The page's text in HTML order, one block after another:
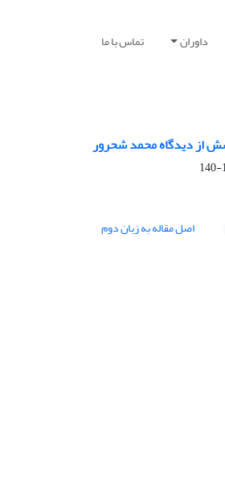
داوران تماس با ما
از دیدگاه محمد شحرور
اصل مقاله به زبان دوم